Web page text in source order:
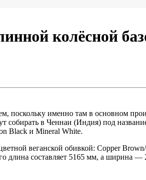
колёсной
именно там в основном
собирать в Ченнаи (Индия) под
Black и Mineral White.
веганской обивкой: Copper
длина составляет 5165 мм, а ширина